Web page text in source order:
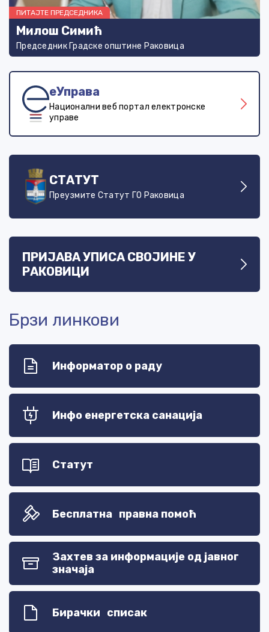
ПИТАЈТЕ ПРЕДСЕДНИКА
Милош Симић
Председник Градске општине Раковица
еУправа
Национални веб портал електронске
управе
СТАТУТ
Преузмите Статут ГО Раковица
ПРИЈАВА УПИСА СВОЈИНЕ У
РАКОВИЦИ
Брзи линкови
Информатор о раду
Инфо енергетска санација
Статут
Бесплатна правна помоћ
Захтев за информације од јавног
значаја
Бирачки списак